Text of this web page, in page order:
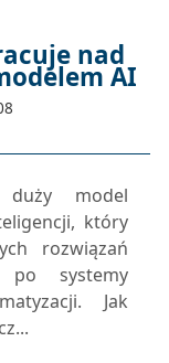
nad
AI
duży model
który
rozwiązań
systemy
Jak